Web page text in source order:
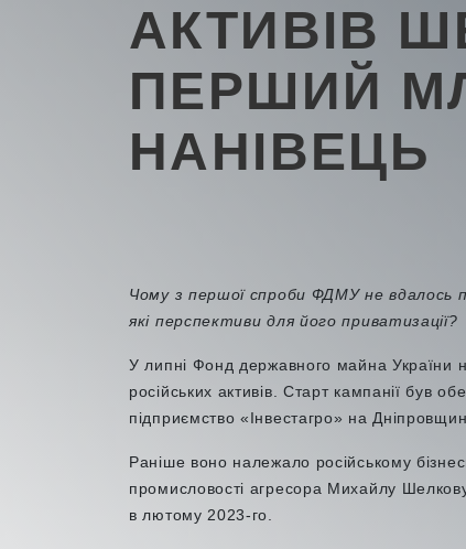
АКТИВІВ
ПЕРШИЙ
НАНІВЕЦЬ
Чому з першої спроби ФДМУ не вдалось
які перспективи для його приватизації?
У липні Фонд державного майна України
російських активів. Старт кампанії був
підприємство «Інвестагро» на
Раніше воно належало російському
промисловості агресора Михайлу
в лютому 2023-го.